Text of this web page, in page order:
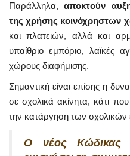
Παράλληλα, αποκτούν
της χρήσης κοινόχρηστων
και πλατειών, αλλά και
υπαίθριο εμπόριο, λαϊκές
χώρους διαφήμισης.
Σημαντική είναι επίσης η
σε σχολικά ακίνητα, κάτι
την κατάργηση των σχολικών
Ο νέος Κώδικας